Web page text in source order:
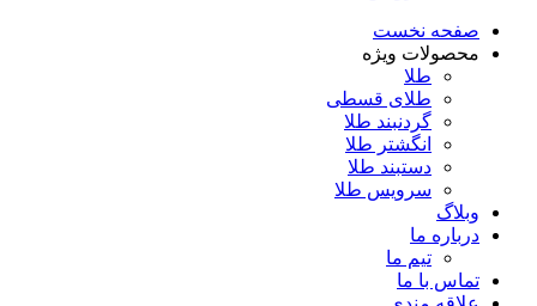
صفحه نخست
محصولات ویژه
طلا
طلای قسطی
گردنبند طلا
انگشتر طلا
دستبند طلا
سرویس طلا
وبلاگ
درباره ما
تیم ما
تماس با ما